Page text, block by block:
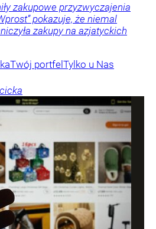
zakupowe przyzwyczajenia
pokazuje, że niemal
zakupy na azjatyckich
Twój portfelTylko u Nas